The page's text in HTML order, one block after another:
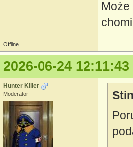
Może
Offline
2026-06-24 12:11:43
Hunter Killer
Moderator